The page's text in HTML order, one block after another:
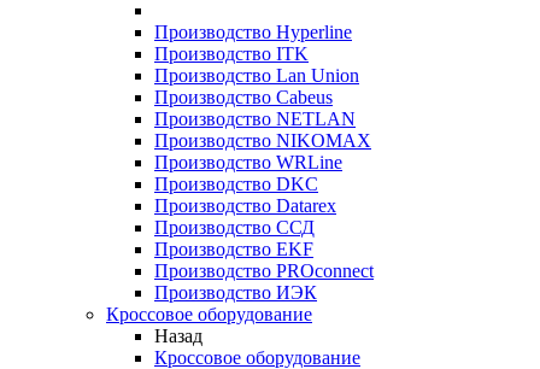
Производство Hyperline
Производство ITK
Производство Lan Union
Производство Cabeus
Производство NETLAN
Производство NIKOMAX
Производство WRLine
Производство DKC
Производство Datarex
Производство ССД
Производство EKF
Производство PROconnect
Производство ИЭК
Кроссовое оборудование
Назад
Кроссовое оборудование